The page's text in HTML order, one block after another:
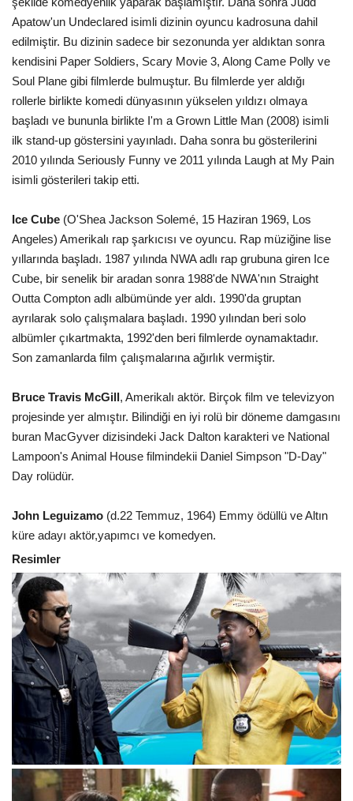
Apatow'un Undeclared isimli dizinin oyuncu kadrosuna dahil
edilmiştir. Bu dizinin sadece bir sezonunda yer aldıktan sonra
kendisini Paper Soldiers, Scary Movie 3, Along Came Polly ve
Soul Plane gibi filmlerde bulmuştur. Bu filmlerde yer aldığı
rollerle birlikte komedi dünyasının yükselen yıldızı olmaya
başladı ve bununla birlikte I'm a Grown Little Man (2008) isimli
ilk stand-up göstersini yayınladı. Daha sonra bu gösterilerini
2010 yılında Seriously Funny ve 2011 yılında Laugh at My Pain
isimli gösterileri takip etti.
Ice Cube (O'Shea Jackson Solemé, 15 Haziran 1969, Los
Angeles) Amerikalı rap şarkıcısı ve oyuncu. Rap müziğine lise
yıllarında başladı. 1987 yılında NWA adlı rap grubuna giren Ice
Cube, bir senelik bir aradan sonra 1988'de NWA'nın Straight
Outta Compton adlı albümünde yer aldı. 1990'da gruptan
ayrılarak solo çalışmalara başladı. 1990 yılından beri solo
albümler çıkartmakta, 1992'den beri filmlerde oynamaktadır.
Son zamanlarda film çalışmalarına ağırlık vermiştir.
Bruce Travis McGill, Amerikalı aktör. Birçok film ve televizyon
projesinde yer almıştır. Bilindiği en iyi rolü bir döneme damgasını
buran MacGyver dizisindeki Jack Dalton karakteri ve National
Lampoon's Animal House filmindekii Daniel Simpson "D-Day"
Day rolüdür.
John Leguizamo (d.22 Temmuz, 1964) Emmy ödüllü ve Altın
küre adayı aktör,yapımcı ve komedyen.
Resimler